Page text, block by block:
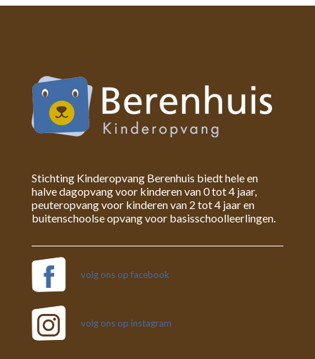
Stichting Kinderopvang Berenhuis biedt hele en
halve dagopvang voor kinderen van 0 tot 4 jaar,
peuteropvang voor kinderen van 2 tot 4 jaar en
buitenschoolse opvang voor basisschoolleerlingen.
volg ons op facebook
volg ons op instagram